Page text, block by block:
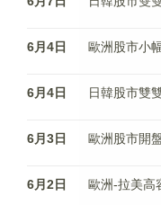
6月4日 歐洲股市小
6月4日 日韓股市雙
6月3日 歐洲股市開
6月2日 歐洲-拉美高